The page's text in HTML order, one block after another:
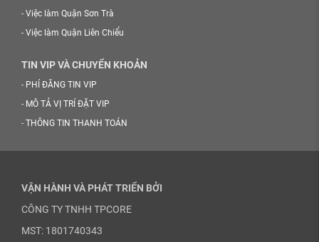
- Việc làm Quận Sơn Trà
- Việc làm Quận Liên Chiểu
TIN VIP VÀ CHUYỂN KHOẢN
- PHÍ ĐĂNG TIN VIP
- MÔ TẢ VỊ TRÍ ĐẶT VIP
- THÔNG TIN THANH TOÁN
VẬN HÀNH VÀ PHÁT TRIỂN BỞI
CÔNG TY TNHH TPCORE
MST: 1801740343